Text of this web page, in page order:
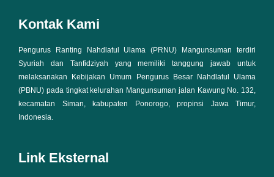
Kontak Kami
Pengurus Ranting Nahdlatul Ulama (PRNU) Mangunsuman terdiri
Syuriah dan Tanfidziyah yang memiliki tanggung jawab untuk
melaksanakan Kebijakan Umum Pengurus Besar Nahdlatul Ulama
(PBNU) pada tingkat kelurahan Mangunsuman jalan Kawung No. 132,
kecamatan Siman, kabupaten Ponorogo, propinsi Jawa Timur,
Indonesia.
Link Eksternal